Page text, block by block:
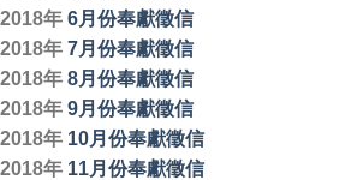
2018年 6月份奉獻徵信
2018年 7月份奉獻徵信
2018年 8月份奉獻徵信
2018年 9月份奉獻徵信
2018年 10月份奉獻徵信
2018年 11月份奉獻徵信